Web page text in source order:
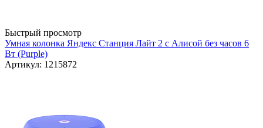
Быстрый просмотр
Умная колонка Яндекс Станция Лайт 2 с Алисой без часов 6
Вт (Purple)
Артикул: 1215872